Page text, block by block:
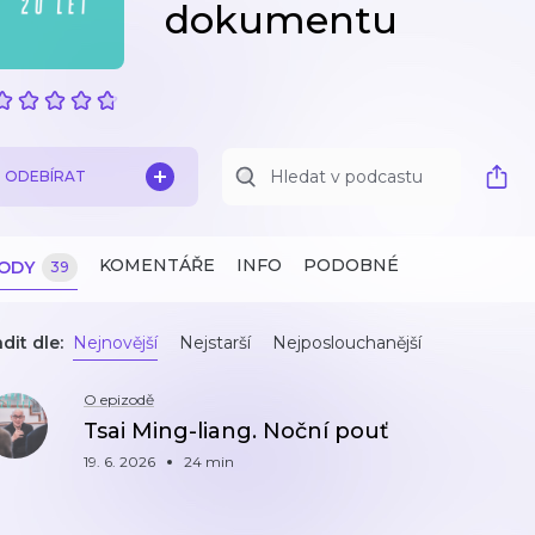
dokumentu
ODEBÍRAT
39 KOMENTÁŘE INFO PODOBNÉ
dle: Nejnovější Nejstarší Nejposlouchanější
O epizodě
Tsai Ming-liang. Noční pouť
19. 6. 2026 24 min